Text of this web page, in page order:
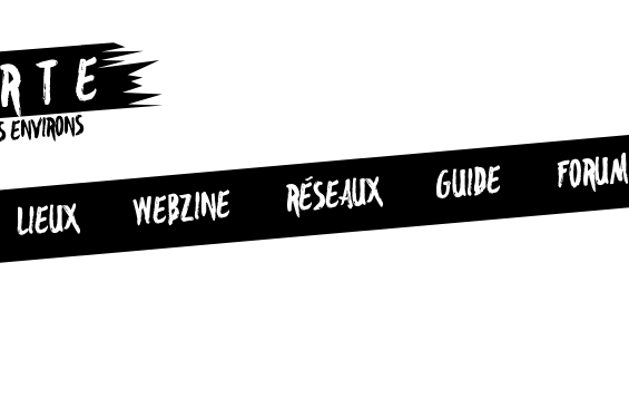
LIEUX WEBZINE RÉSEAUX GUIDE FORUM